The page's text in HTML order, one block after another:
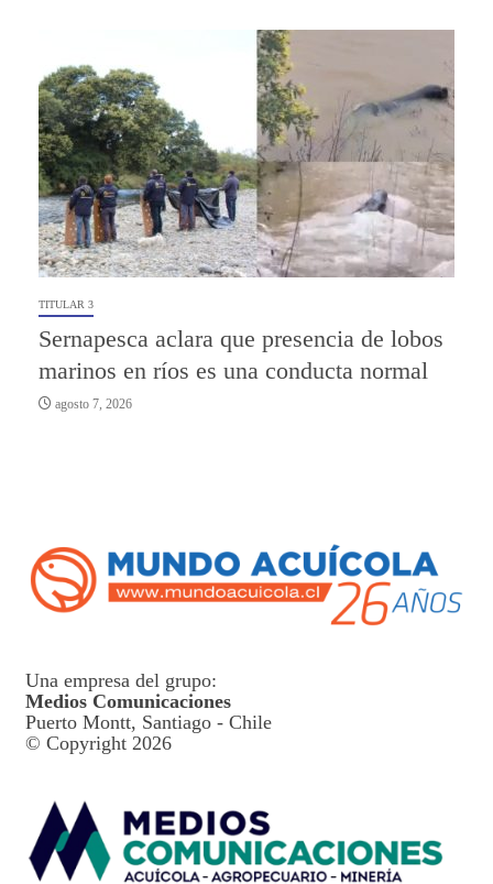
TITULAR 3
Sernapesca aclara que presencia de lobos
marinos en ríos es una conducta normal
agosto 7, 2026
Una empresa del grupo:
Medios Comunicaciones
Puerto Montt, Santiago - Chile
© Copyright 2026